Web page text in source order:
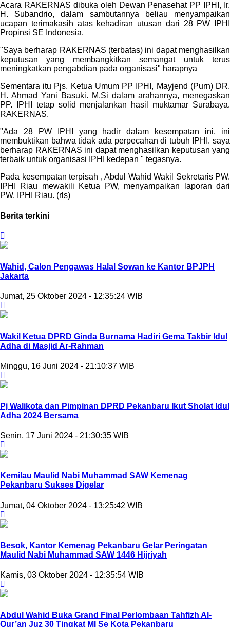
Acara RAKERNAS dibuka oleh Dewan Penasehat PP IPHI, Ir.
H. Subandrio, dalam sambutannya beliau menyampaikan
ucapan terimakasih atas kehadiran utusan dari 28 PW IPHI
Propinsi SE Indonesia.
"Saya berharap RAKERNAS (terbatas) ini dapat menghasilkan
keputusan yang membangkitkan semangat untuk terus
meningkatkan pengabdian pada organisasi" harapnya
Sementara itu Pjs. Ketua Umum PP IPHI, Mayjend (Purn) DR.
H. Ahmad Yani Basuki. M.Si dalam arahannya, menegaskan
PP. IPHI tetap solid menjalankan hasil muktamar Surabaya.
RAKERNAS.
"Ada 28 PW IPHI yang hadir dalam kesempatan ini, ini
membuktikan bahwa tidak ada perpecahan di tubuh IPHI. saya
berharap RAKERNAS ini dapat menghasilkan keputusan yang
terbaik untuk organisasi IPHI kedepan " tegasnya.
Pada kesempatan terpisah , Abdul Wahid Wakil Sekretaris PW.
IPHI Riau mewakili Ketua PW, menyampaikan laporan dari
PW. IPHI Riau. (rls)
Berita terkini
Wahid, Calon Pengawas Halal Sowan ke Kantor BPJPH
Jakarta
Jumat, 25 Oktober 2024 - 12:35:24 WIB
Wakil Ketua DPRD ⁠Ginda Burnama Hadiri Gema Takbir Idul
Adha di Masjid Ar-Rahman
Minggu, 16 Juni 2024 - 21:10:37 WIB
Pj Walikota dan ⁠Pimpinan DPRD Pekanbaru Ikut Sholat Idul
Adha 2024 Bersama
Senin, 17 Juni 2024 - 21:30:35 WIB
Kemilau Maulid Nabi Muhammad SAW Kemenag
Pekanbaru Sukses Digelar
Jumat, 04 Oktober 2024 - 13:25:42 WIB
Besok, Kantor Kemenag Pekanbaru Gelar Peringatan
Maulid Nabi Muhammad SAW 1446 Hijriyah
Kamis, 03 Oktober 2024 - 12:35:54 WIB
Abdul Wahid Buka Grand Final Perlombaan Tahfizh Al-
Qur’an Juz 30 Tingkat MI Se Kota Pekanbaru